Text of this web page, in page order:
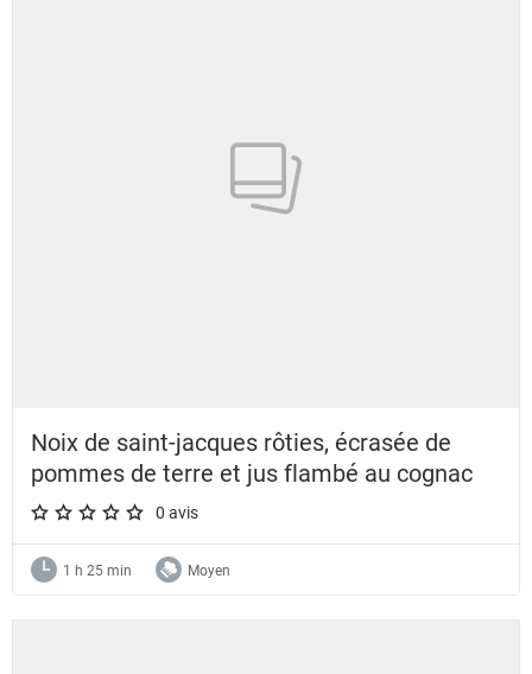
Noix de saint-jacques rôties, écrasée de
pommes de terre et jus flambé au cognac
A star rating of 0 out of 5.
0 avis
1 h 25 min Moyen